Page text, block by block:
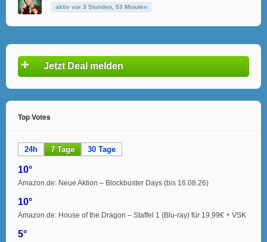
aktiv vor 3 Stunden, 53 Minuten
+ Jetzt Deal melden
Top Votes
24h 7 Tage 30 Tage
10°
Amazon.de: Neue Aktion – Blockbuster Days (bis 16.08.26)
10°
Amazon.de: House of the Dragon – Staffel 1 (Blu-ray) für 19,99€ + VSK
5°